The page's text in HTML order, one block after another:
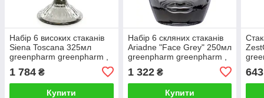
Набір 6 високих стаканів
Siena Toscana 325мл
greenpharm greenpharm ,
1 784 ₴
Купити
Набір 6 скляних стаканів
Ariadne "Face Grey" 250мл
greenpharm greenpharm ,
1 322₴
Купити
643